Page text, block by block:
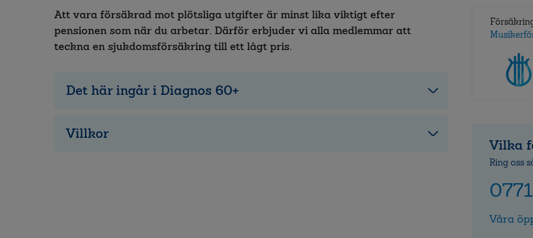
Att vara försäkrad mot plötsliga utgifter är minst lika viktigt efter
pensionen som när du arbetar. Därför erbjuder vi alla medlemmar att
teckna en sjukdomsförsäkring till ett lågt pris.
Det här ingår i Diagnos 60+
Villkor
Vilka
Ring oss
Våra